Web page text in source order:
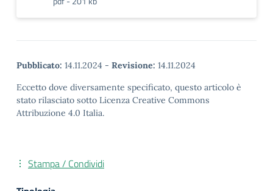
Pubblicato: 14.11.2024 - Revisione: 14.11.2024
Eccetto dove diversamente specificato, questo articolo è
stato rilasciato sotto Licenza Creative Commons
Attribuzione 4.0 Italia.
Stampa / Condividi